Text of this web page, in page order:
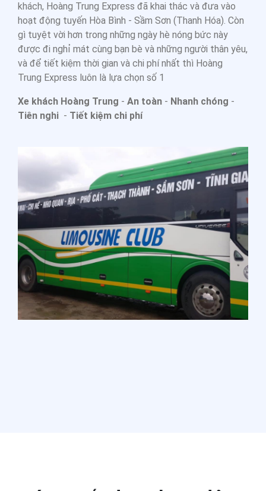
khách, Hoàng Trung Express đã khai thác và đưa vào
hoạt động tuyến Hòa Bình - Sầm Sơn (Thanh Hóa). Còn
gì tuyệt vời hơn trong những ngày hè nóng bức này
được đi nghỉ mát cùng bạn bè và những người thân yêu,
và để tiết kiệm thời gian và chi phí nhất thì Hoàng
Trung Express luôn là lựa chọn số 1
Xe khách Hoàng Trung - An toàn - Nhanh chóng -
Tiên nghi - Tiết kiệm chi phí